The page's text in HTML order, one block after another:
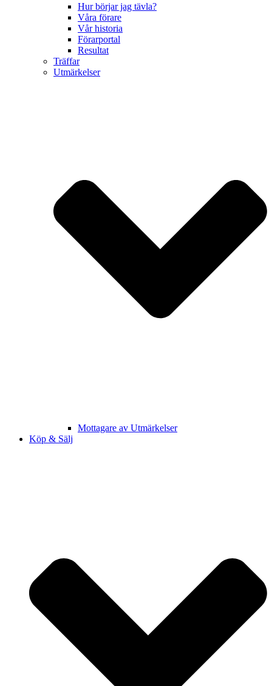
Hur börjar jag tävla?
Våra förare
Vår historia
Förarportal
Resultat
Träffar
Utmärkelser
Mottagare av Utmärkelser
Köp & Sälj